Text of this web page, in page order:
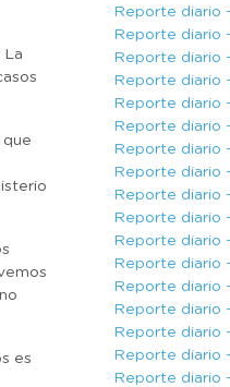
La
que
es
Reporte diario
Reporte diario
Reporte diario
Reporte diario
Reporte diario
Reporte diario
Reporte diario
Reporte diario
Reporte diario
Reporte diario
Reporte diario
Reporte diario
Reporte diario
Reporte diario
Reporte diario
Reporte diario
Reporte diario